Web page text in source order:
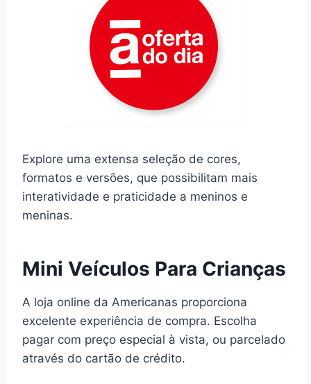
Explore uma extensa seleção de cores,
formatos e versões, que possibilitam mais
interatividade e praticidade a meninos e
meninas.
Mini Veículos Para Crianças
A loja online da Americanas proporciona
excelente experiência de compra. Escolha
pagar com preço especial à vista, ou parcelado
através do cartão de crédito.